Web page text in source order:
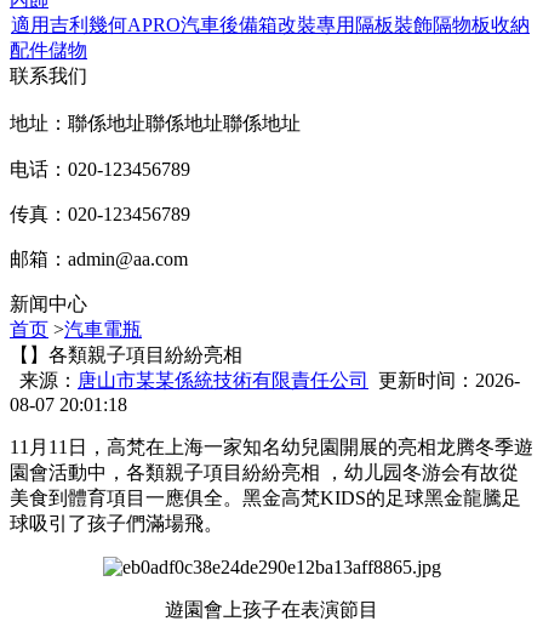
適用吉利幾何APRO汽車後備箱改裝專用隔板裝飾隔物板收納
配件儲物
联系我们
地址：聯係地址聯係地址聯係地址
电话：020-123456789
传真：020-123456789
邮箱： admin@aa.com
新闻中心
首页 >汽車電瓶
【】各類親子項目紛紛亮相
来源： 唐山市某某係統技術有限責任公司
更新时间：2026-
08-07 20:01:18
11月11日，高梵在上海一家知名幼兒園開展的亮相龙腾冬季遊
園會活動中 ，各類親子項目紛紛亮相 ，幼儿园冬游会有故從
美食到體育項目一應俱全 。黑金高梵KIDS的足球黑金龍騰足
球吸引了孩子們滿場飛。
遊園會上孩子在表演節目